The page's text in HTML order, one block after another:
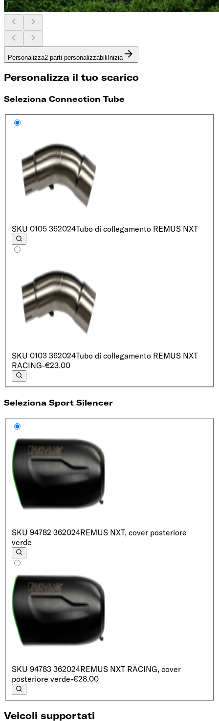
Personalizza2 parti personalizzabiliInizia
Personalizza il tuo scarico
Seleziona Connection Tube
SKU 0105 362024Tubo di collegamento REMUS NXT
SKU 0103 362024Tubo di collegamento REMUS NXT
RACING-€23.00
Seleziona Sport Silencer
SKU 94782 362024REMUS NXT, cover posteriore
verde
SKU 94783 362024REMUS NXT RACING, cover
posteriore verde-€28.00
Veicoli supportati